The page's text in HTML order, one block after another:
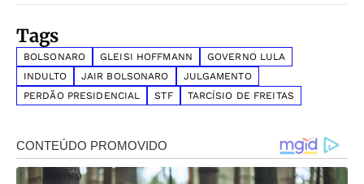
Tags
BOLSONARO GLEISI HOFFMANN
GOVERNO LULA
INDULTO
JAIR BOLSONARO
JULGAMENTO
PERDÃO PRESIDENCIAL
STF TARCÍSIO DE FREITAS